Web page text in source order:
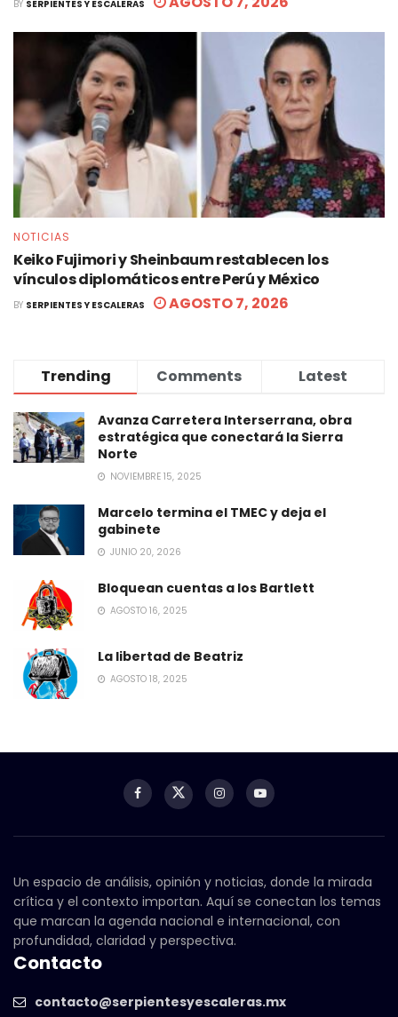
BY SERPIENTES Y ESCALERAS
NOTICIAS
Keiko Fujimori y Sheinbaum restablecen los
vínculos diplomáticos entre Perú y México
BY SERPIENTES Y ESCALERAS AGOSTO 7, 2026
Trending Comments Latest
Avanza Carretera Interserrana, obra
estratégica que conectará la Sierra
Norte
NOVIEMBRE 15, 2025
Marcelo termina el TMEC y deja el
gabinete
JUNIO 20, 2026
Bloquean cuentas a los Bartlett
AGOSTO 16, 2025
La libertad de Beatriz
AGOSTO 18, 2025
Un espacio de análisis, opinión y noticias, donde la mirada
crítica y el contexto importan. Aquí se conectan los temas
que marcan la agenda nacional e internacional, con
profundidad, claridad y perspectiva.
Contacto
contacto@serpientesyescaleras.mx